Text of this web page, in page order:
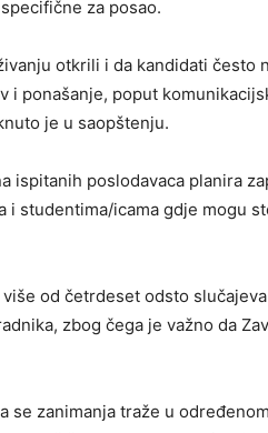
za posao.
otkrili i da kandidati često
i ponašanje, poput
je u saopštenju.
ispitanih poslodavaca planira
i studentima/icama gdje mogu
od četrdeset odsto
zbog čega je važno da
se zanimanja traže u